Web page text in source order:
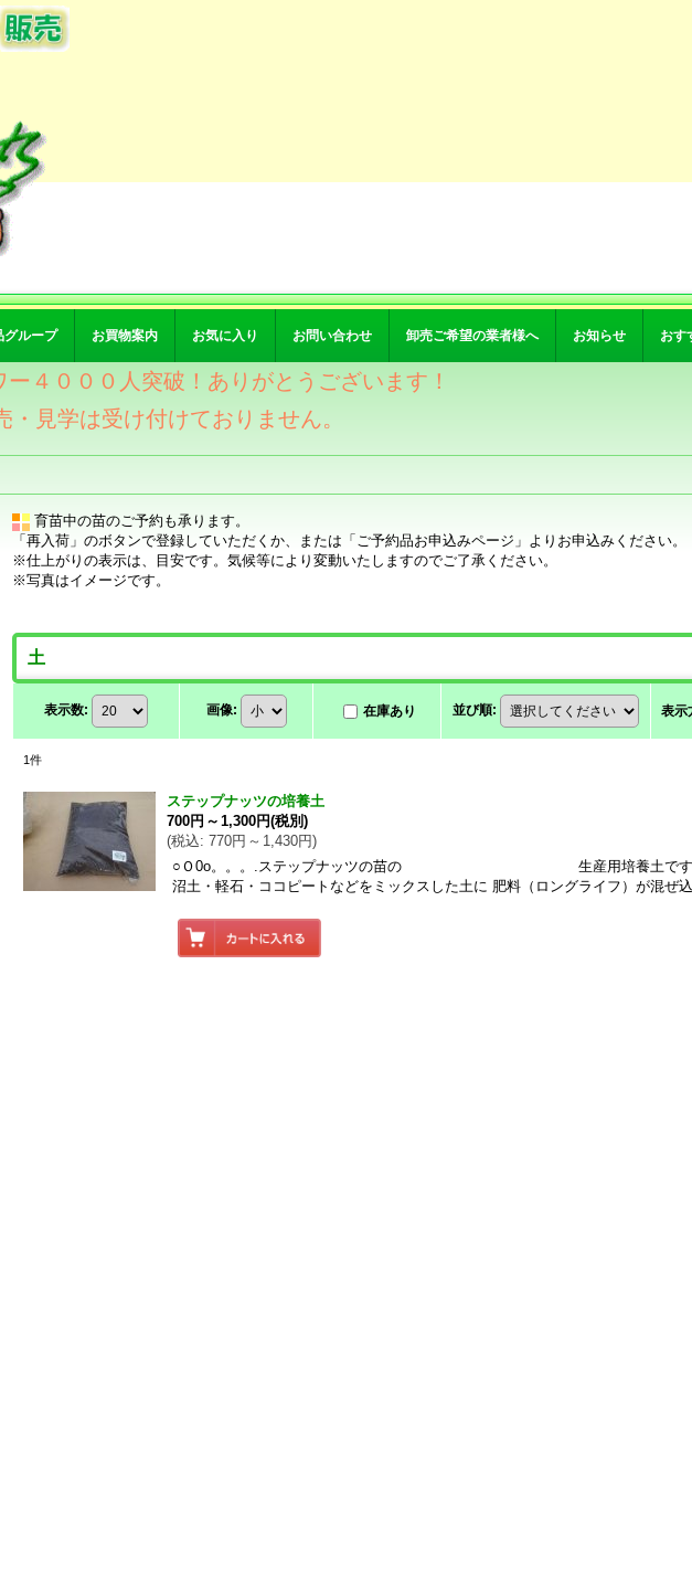
グループ お買物案内 お気に入り お問い合わせ 卸売ご希望の業者様へ お知らせ おす
４０００人突破！ありがとうございます！
見学は受け付けておりません。
育苗中の苗のご予約も承ります。
「再入荷」のボタンで登録していただくか、または「ご予約品お申込みページ」よりお申込みください。
※仕上がりの表示は、目安です。気候等により変動いたしますのでご了承ください。
※写真はイメージです。
土
表示数: 画像: 在庫あり 並び順: 表示
1件
ステップナッツの培養土
700円 ～ 1,300円(税別)
(税込: 770円 ～ 1,430円)
○Ｏ0o。。。.ステップナッツの苗の 生産用培養土です.。
沼土・軽石・ココピートなどをミックスした土に 肥料（ロングライフ）が混ぜ